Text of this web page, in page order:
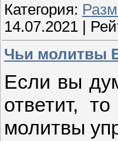
Категория:
14.07.2021 |
Чьи молитвы
Если вы
ответит,
молитвы